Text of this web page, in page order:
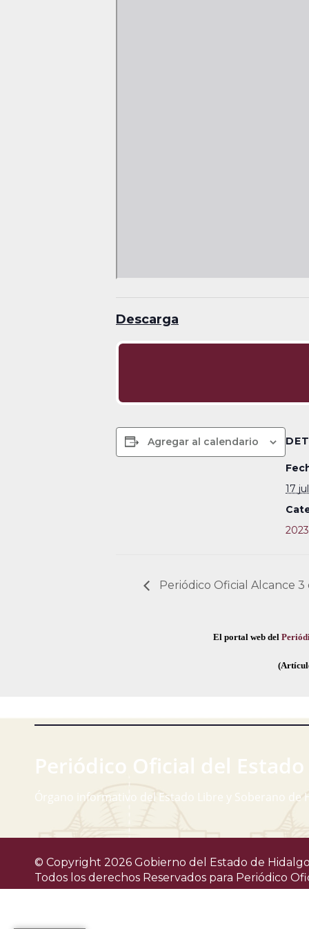
Descarga
Agregar al calendario
17
2023
Periódico Oficial Alcance
El portal web del
Periódico Oficial del
Órgano informativo del Estado Libre y Soberano de
© Copyright 2026 Gobierno del Estado de
Todos los derechos Reservados para Periódico